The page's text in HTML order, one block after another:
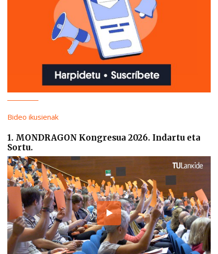
Bideo ikusienak
1. MONDRAGON Kongresua 2026. Indartu eta
Sortu.